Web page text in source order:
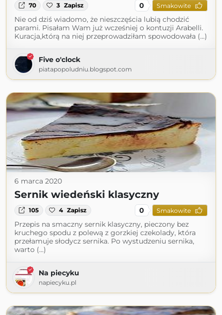
70 3 Zapisz 0 Smakowite
Nie od dziś wiadomo, że nieszczęścia lubią chodzić
parami. Pisałam Wam już wcześniej o kontuzji Arabelli.
Kuracja,którą na niej przeprowadziłam spowodowała (...)
Five o'clock
piatapopoludniu.blogspot.com
6 marca 2020
Sernik wiedeński klasyczny
105 4 Zapisz 0 Smakowite
Przepis na smaczny sernik klasyczny, pieczony bez
kruchego spodu z polewą z gorzkiej czekolady, która
przełamuje słodycz sernika. Po wystudzeniu sernika,
warto (...)
Na piecyku
napiecyku.pl